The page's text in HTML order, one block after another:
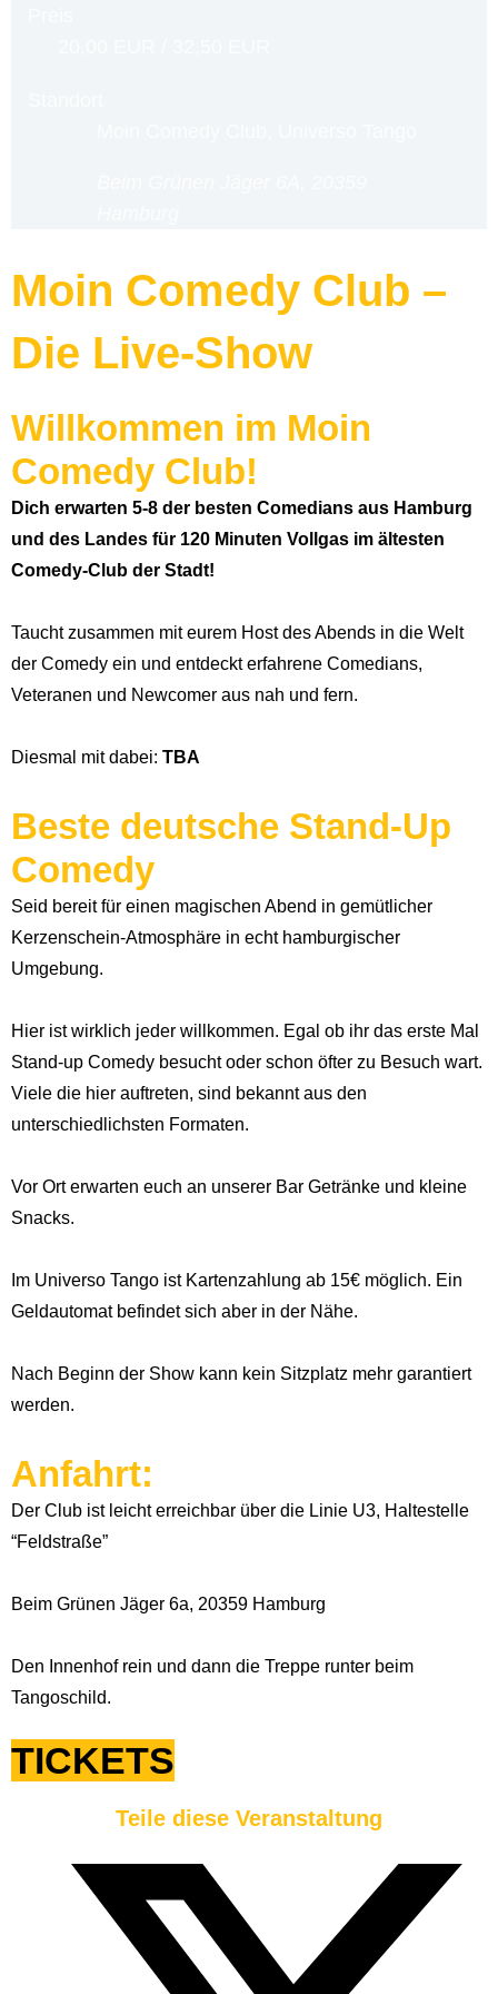
Moin Comedy Club –
Die Live-Show
Willkommen im Moin
Comedy Club!
Dich erwarten 5-8 der besten Comedians aus Hamburg
und des Landes für 120 Minuten Vollgas im ältesten
Comedy-Club der Stadt!
Taucht zusammen mit eurem Host des Abends in die Welt
der Comedy ein und entdeckt erfahrene Comedians,
Veteranen und Newcomer aus nah und fern.
Diesmal mit dabei: TBA
Beste deutsche Stand-Up
Comedy
Seid bereit für einen magischen Abend in gemütlicher
Kerzenschein-Atmosphäre in echt hamburgischer
Umgebung.
Hier ist wirklich jeder willkommen. Egal ob ihr das erste Mal
Stand-up Comedy besucht oder schon öfter zu Besuch wart.
Viele die hier auftreten, sind bekannt aus den
unterschiedlichsten Formaten.
Vor Ort erwarten euch an unserer Bar Getränke und kleine
Snacks.
Im Universo Tango ist Kartenzahlung ab 15€ möglich. Ein
Geldautomat befindet sich aber in der Nähe.
Nach Beginn der Show kann kein Sitzplatz mehr garantiert
werden.
Anfahrt:
Der Club ist leicht erreichbar über die Linie U3, Haltestelle
“Feldstraße”
Beim Grünen Jäger 6a, 20359 Hamburg
Den Innenhof rein und dann die Treppe runter beim
Tangoschild.
TICKETS
Teile diese Veranstaltung